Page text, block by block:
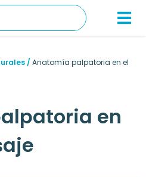
/ Anatomía palpatoria en el
en